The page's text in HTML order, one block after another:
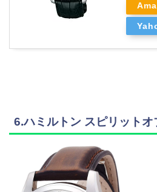
6.ハミルトン スピリットオ